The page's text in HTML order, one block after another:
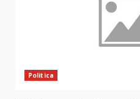
Politica